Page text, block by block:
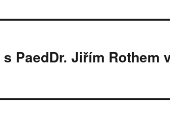
PaedDr. Jiřím Rothem